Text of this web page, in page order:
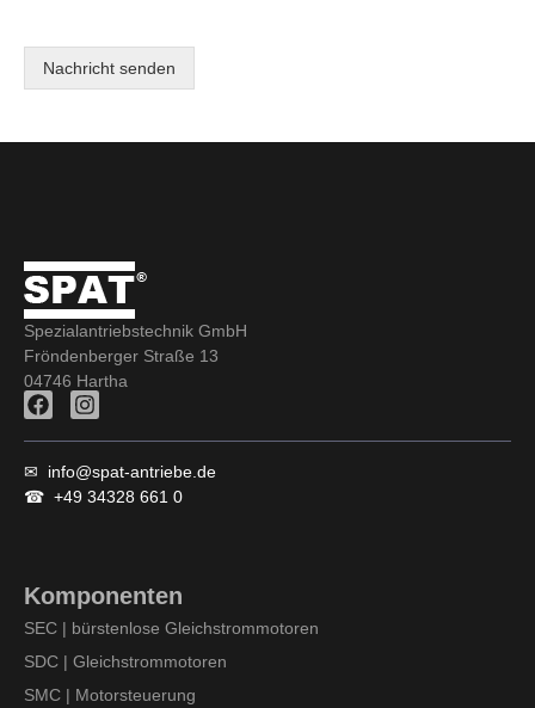
Nachricht senden
Spezialantriebstechnik GmbH
Fröndenberger Straße 13
04746 Hartha
F
a
c
e
b
o
I
n
s
t
a
g
✉
info@spat-antriebe.de
☎ +49 34328 661 0
Komponenten
SEC | bürstenlose Gleichstrommotoren
SDC | Gleichstrommotoren
SMC | Motorsteuerung